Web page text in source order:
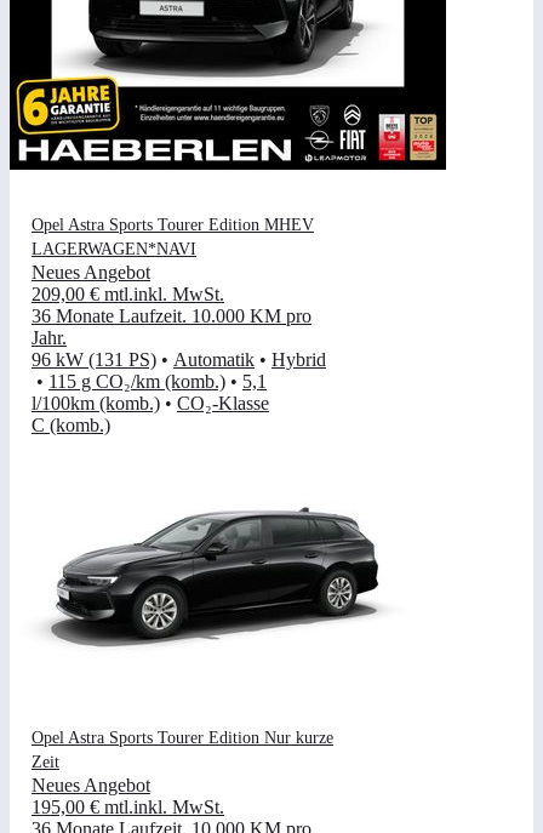
Opel Astra Sports Tourer Edition MHEV
LAGERWAGEN*NAVI
Neues Angebot
209,00 € mtl.inkl. MwSt.
36 Monate Laufzeit. 10.000 KM pro
Jahr.
96 kW (131 PS) • Automatik • Hybrid
• 115 g CO₂/km (komb.) • 5,1
l/100km (komb.) • CO₂-Klasse
C (komb.)
Opel Astra Sports Tourer Edition Nur kurze
Zeit
Neues Angebot
195,00 € mtl.inkl. MwSt.